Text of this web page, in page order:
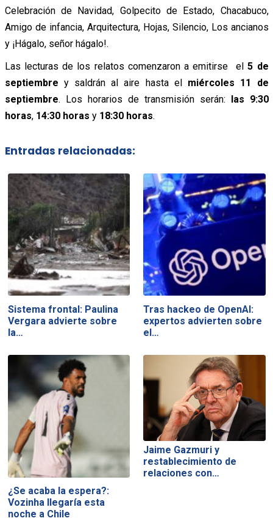
Celebración de Navidad, Golpecito de Estado, Chacabuco,
Amigo de infancia, Arquitectura, Hojas, Silencio, Los ancianos
y ¡Hágalo, señor hágalo!.
Las lecturas de los relatos comenzaron a emitirse el5 de
septiembre y saldrán al aire hasta el miércoles 11 de
septiembre. Los horarios de transmisión serán: las 9:30
horas, 14:30 horas y 18:30 horas.
Entradas relacionadas:
Sistema frontal: Paulina
Vergara advierte sobre
la…
Tras hackeo de OpenAI:
expertos advierten sobre
el…
¿Se acaba la espera?:
Vozinha llegaría esta
noche a Chile
Jaime Gazmuri y
restablecimiento de
relaciones con…